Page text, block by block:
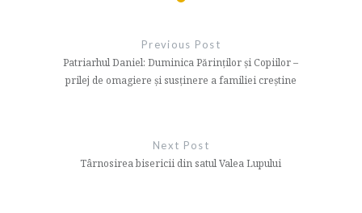
articole
Previous Post
Patriarhul Daniel: Duminica Părinților și Copiilor –
prilej de omagiere și susținere a familiei creștine
Next Post
Târnosirea bisericii din satul Valea Lupului